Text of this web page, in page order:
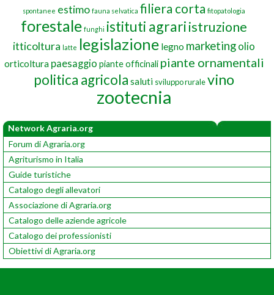
spontanee estimo fauna selvatica filiera corta fitopatologia
forestale funghi istituti agrariistruzione
itticoltura latte legislazione legno marketingolio
orticoltura paesaggio piante officinali piante ornamentali
politica agricola saluti sviluppo ruralevino
zootecnia
Network Agraria.org
Forum di Agraria.org
Agriturismo in Italia
Guide turistiche
Catalogo degli allevatori
Associazione di Agraria.org
Catalogo delle aziende agricole
Catalogo dei professionisti
Obiettivi di Agraria.org